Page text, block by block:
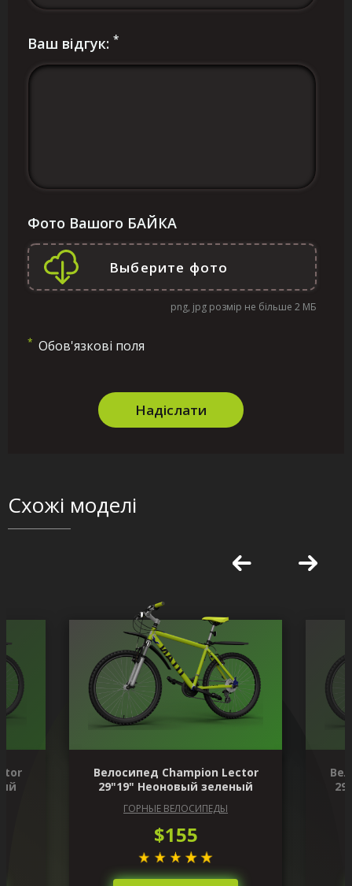
Ваш відгук: *
Фото Вашого БАЙКА
png, jpg розмір не більше 2 МБ
* Обов'язкові поля
Надіслати
Схожі моделі
Велосипед Champion Lector
29"19" Неоновый зеленый
ГОРНЫЕ ВЕЛОСИПЕДЫ
$155